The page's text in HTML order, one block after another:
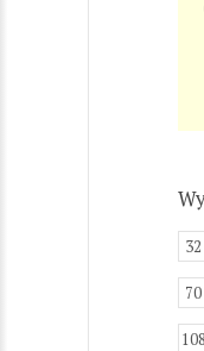
32
70
108